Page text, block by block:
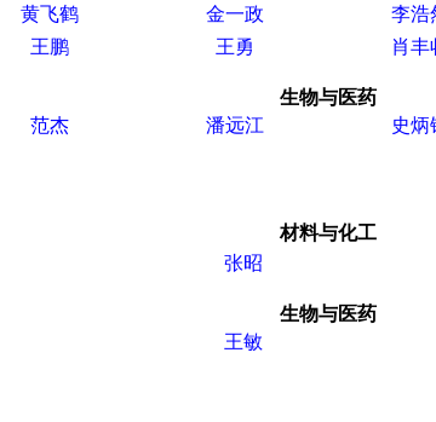
黄飞鹤 金一政 李浩
王鹏 王勇 肖丰
生物与医药
范杰 潘远江 史炳
材料与化工
张昭
生物与医药
王敏